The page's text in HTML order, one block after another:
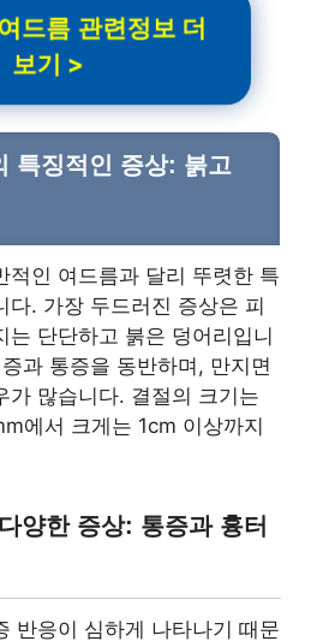
드름 관련정보 더
보기 >
특징적인 증상: 붉고
적인 여드름과 달리 뚜렷한 특
다. 가장 두드러진 증상은 피
는 단단하고 붉은 덩어리입니
과 통증을 동반하며, 만지면
가 많습니다. 결절의 크기는
에서 크게는 1cm 이상까지
양한 증상: 통증과 흉터
반응이 심하게 나타나기 때문